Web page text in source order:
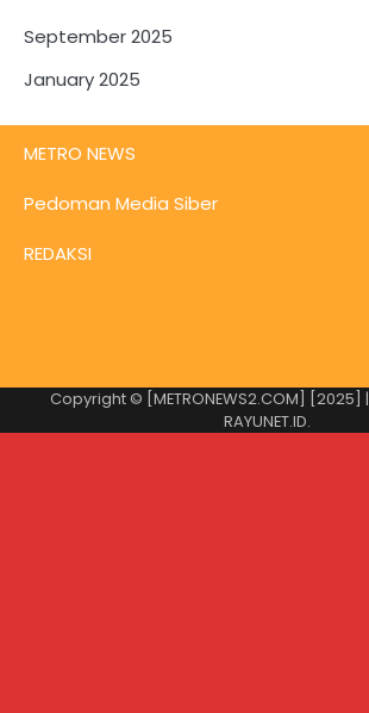
September 2025
January 2025
METRO NEWS
Pedoman Media Siber
REDAKSI
Copyright © [METRONEWS2.COM] [2025] |
RAYUNET.ID.